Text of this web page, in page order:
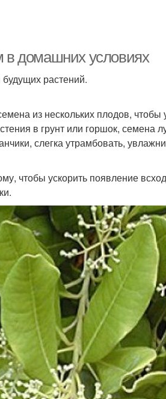
в домашних условиях
растений.
из нескольких плодов, чтобы
в грунт или горшок, семена
слегка утрамбовать,
чтобы ускорить появление